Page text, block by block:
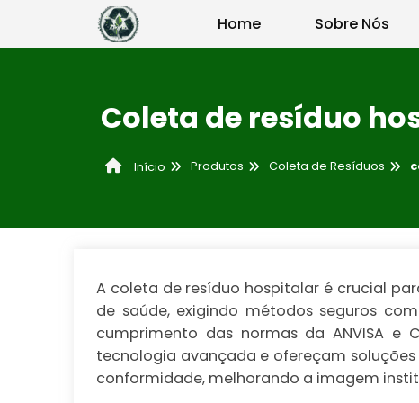
Home Sobre Nós
Coleta de resíduo
Início Produtos Coleta de Resíduos
A coleta de resíduo hospitalar é crucial
de saúde, exigindo métodos seguros
cumprimento das normas da ANVISA e
tecnologia avançada e ofereçam
conformidade, melhorando a imagem